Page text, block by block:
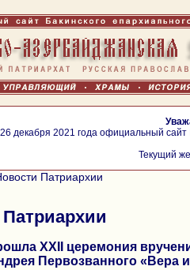
декабря 2021 года официальный
Текущий
Патриархии
XXII церемония
Первозванного «Вера